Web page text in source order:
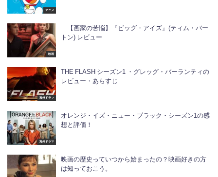
アニメ
映画
【画家の苦悩】『ビッグ・アイズ』(ティム・バー
トン) レビュー
海外ドラマ
THE FLASH シーズン1 ・グレッグ・バーランティの
レビュー・あらすじ
海外ドラマ
オレンジ・イズ・ニュー・ブラック・シーズン1の感
想と評価！
映画の歴史っていつから始まったの？映画好きの方
は知っておこう。